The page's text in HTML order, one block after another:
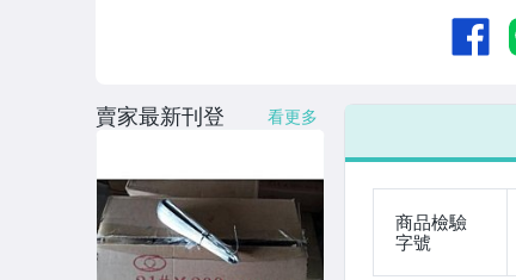
商品檢驗
字號
賣家最新刊登 看更多